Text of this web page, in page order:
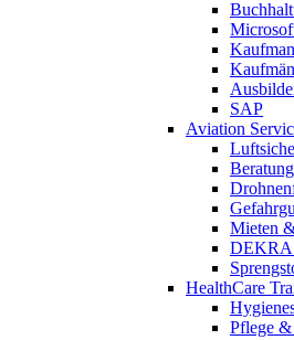
SAP
Aviation
Mieten
DEKRA
HealthCare
Pflege